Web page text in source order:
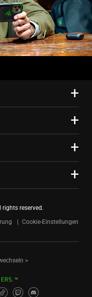
reserved.
Cookie-Einstellungen
>